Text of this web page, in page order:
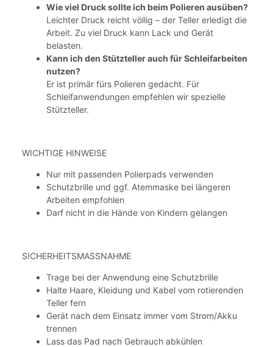
Wie viel Druck sollte ich beim Polieren ausüben?
Leichter Druck reicht völlig – der Teller erledigt die
Arbeit. Zu viel Druck kann Lack und Gerät
belasten.
Kann ich den Stützteller auch für Schleifarbeiten
nutzen?
Er ist primär fürs Polieren gedacht. Für
Schleifanwendungen empfehlen wir spezielle
Stützteller.
WICHTIGE HINWEISE
Nur mit passenden Polierpads verwenden
Schutzbrille und ggf. Atemmaske bei längeren
Arbeiten empfohlen
Darf nicht in die Hände von Kindern gelangen
SICHERHEITSMASSNAHME
Trage bei der Anwendung eine Schutzbrille
Halte Haare, Kleidung und Kabel vom rotierenden
Teller fern
Gerät nach dem Einsatz immer vom Strom/Akku
trennen
Lass das Pad nach Gebrauch abkühlen